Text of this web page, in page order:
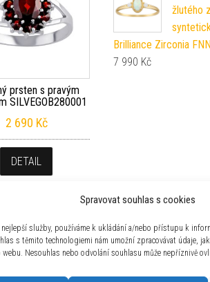
Spravovat souhlas s cookies
služby, používáme k ukládání a/nebo přístupu k
s těmito technologiemi nám umožní zpracovávat údaje,
webu. Nesouhlas nebo odvolání souhlasu může nepříznivě
prsten s pravým
SILVEGOB280001
2 690 Kč
DETAIL
žlutého
Brilliance Zirconia
7 990 Kč